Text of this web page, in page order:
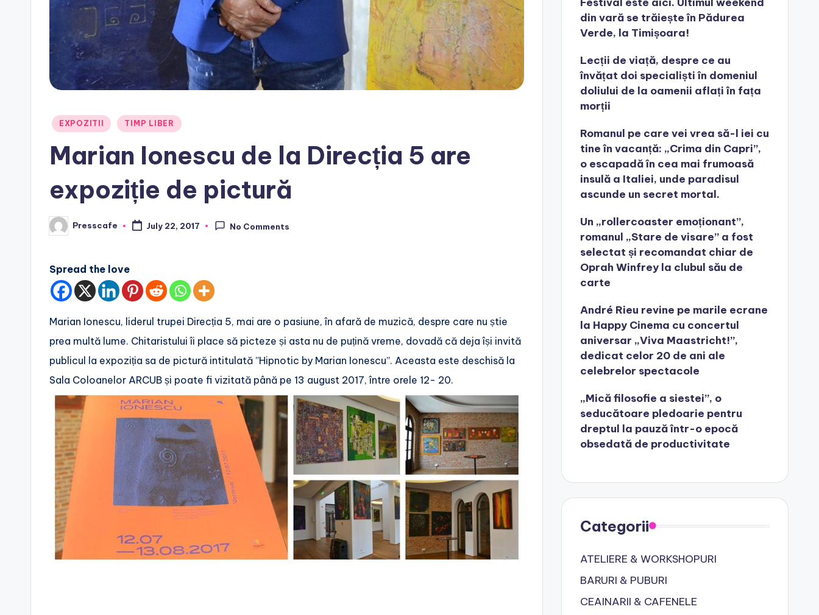
Posted
EXPOZITII TIMP LIBER
Marian Ionescu de la Direcția 5 are
expoziție de pictură
Posted
by
Presscafe July 22, 2017 No Comments
Spread the love
Marian Ionescu, liderul trupei Direcția 5, mai are o pasiune, în afară de muzică, despre care nu știe
prea multă lume. Chitaristului îi place să picteze și asta nu de puțină vreme, dovadă că deja își invită
publicul la expoziția sa de pictură intitulată ”Hipnotic by Marian Ionescu”. Aceasta este deschisă la
Sala Coloanelor ARCUB și poate fi vizitată până pe 13 august 2017, între orele 12- 20.
din vară se trăiește în Pădurea
Verde, la Timișoara!
Lecții de viață, despre ce au
învățat doi specialiști în domeniul
doliului de la oamenii aflați în fața
morții
Romanul pe care vei vrea să-l iei cu
tine în vacanță: „Crima din Capri”,
o escapadă în cea mai frumoasă
insulă a Italiei, unde paradisul
ascunde un secret mortal.
Un „rollercoaster emoționant”,
romanul „Stare de visare” a fost
selectat și recomandat chiar de
Oprah Winfrey la clubul său de
carte
André Rieu revine pe marile ecrane
la Happy Cinema cu concertul
aniversar „Viva Maastricht!”,
dedicat celor 20 de ani ale
celebrelor spectacole
„Mică filosofie a siestei”, o
seducătoare pledoarie pentru
dreptul la pauză într-o epocă
obsedată de productivitate
Categorii
ATELIERE & WORKSHOPURI
BARURI & PUBURI
CEAINARII & CAFENELE